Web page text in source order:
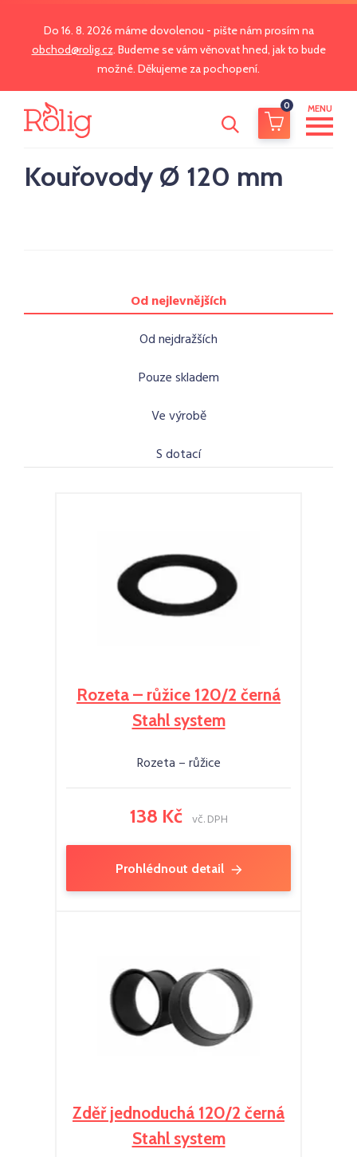
Do 16. 8. 2026 máme dovolenou - pište nám prosím na
obchod@rolig.cz. Budeme se vám věnovat hned, jak to bude
možné. Děkujeme za pochopení.
0 MENU
Kouřovody Ø 120 mm
Od nejlevnějších
Od nejdražších
Pouze skladem
Ve výrobě
S dotací
Rozeta – růžice 120/2 černá
Stahl system
Rozeta – růžice
138 Kč vč. DPH
Prohlédnout detail
Zděř jednoduchá 120/2 černá
Stahl system